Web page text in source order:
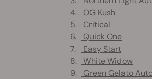
4.
OG Kush
5.
Critical
6.
Quick One
7.
Easy Start
8.
White Widow
9.
Green Gelato